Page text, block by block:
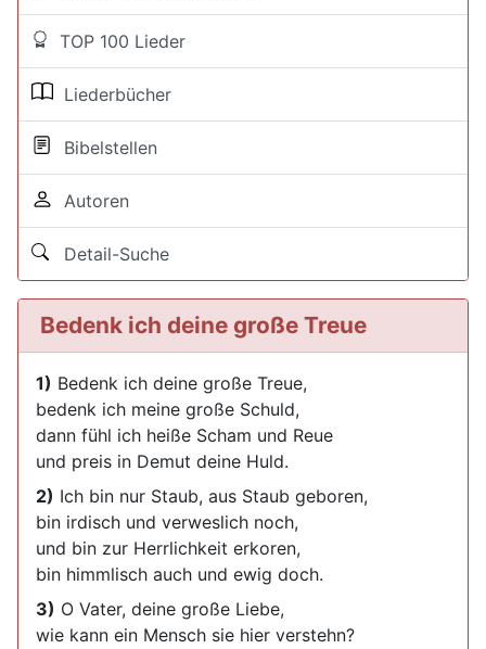
TOP 100 Lieder
Liederbücher
Bibelstellen
Autoren
Detail-Suche
Bedenk ich deine große Treue
1) Bedenk ich deine große Treue,
bedenk ich meine große Schuld,
dann fühl ich heiße Scham und Reue
und preis in Demut deine Huld.
2) Ich bin nur Staub, aus Staub geboren,
bin irdisch und verweslich noch,
und bin zur Herrlichkeit erkoren,
bin himmlisch auch und ewig doch.
3) O Vater, deine große Liebe,
wie kann ein Mensch sie hier verstehn?